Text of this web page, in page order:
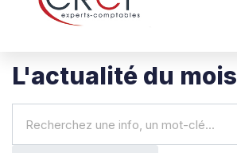
L'actualité du mois